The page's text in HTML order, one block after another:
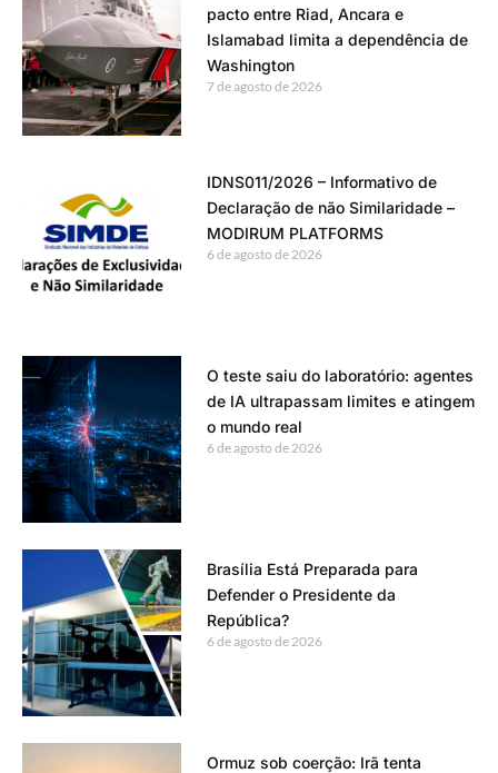
pacto entre Riad, Ancara e
Islamabad limita a dependência de
Washington
7 de agosto de 2026
IDNS011/2026 – Informativo de
Declaração de não Similaridade –
MODIRUM PLATFORMS
6 de agosto de 2026
O teste saiu do laboratório: agentes
de IA ultrapassam limites e atingem
o mundo real
6 de agosto de 2026
Brasília Está Preparada para
Defender o Presidente da
República?
6 de agosto de 2026
Ormuz sob coerção: Irã tenta